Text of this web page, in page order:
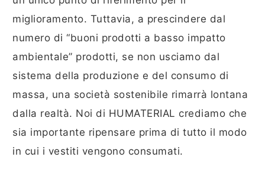
miglioramento. Tuttavia, a prescindere dal
numero di “buoni prodotti a basso impatto
ambientale” prodotti, se non usciamo dal
sistema della produzione e del consumo di
massa, una società sostenibile rimarrà lontana
dalla realtà. Noi di HUMATERIAL crediamo che
sia importante ripensare prima di tutto il modo
in cui i vestiti vengono consumati.